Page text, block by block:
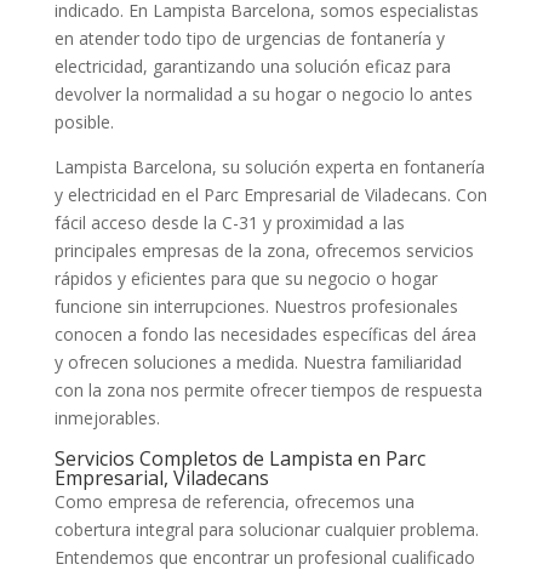
indicado. En Lampista Barcelona, somos especialistas
en atender todo tipo de urgencias de fontanería y
electricidad, garantizando una solución eficaz para
devolver la normalidad a su hogar o negocio lo antes
posible.
Lampista Barcelona, su solución experta en fontanería
y electricidad en el Parc Empresarial de Viladecans. Con
fácil acceso desde la C-31 y proximidad a las
principales empresas de la zona, ofrecemos servicios
rápidos y eficientes para que su negocio o hogar
funcione sin interrupciones. Nuestros profesionales
conocen a fondo las necesidades específicas del área
y ofrecen soluciones a medida. Nuestra familiaridad
con la zona nos permite ofrecer tiempos de respuesta
inmejorables.
Servicios Completos de Lampista en Parc
Empresarial, Viladecans
Como empresa de referencia, ofrecemos una
cobertura integral para solucionar cualquier problema.
Entendemos que encontrar un profesional cualificado